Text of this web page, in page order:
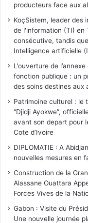
producteurs face aux
KoçSistem, leader des
de l'information (TI) en
consécutive, tandis
Intelligence artificielle
L’ouverture de
fonction publique : un
des soins destines aux
Patrimoine culturel : le
“Djidji Ayokwe”,
avant son depart pour
Cote d’Ivoire
DIPLOMATIE : A
nouvelles mesures en
Construction de la
Alassane Ouattara
Forces Vives de la
Gabon : Visite du
Une nouvelle journée